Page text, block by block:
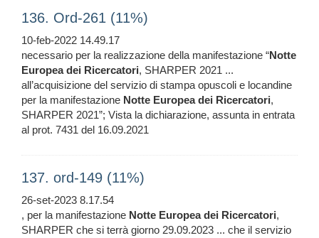
136. Ord-261 (11%)
10-feb-2022 14.49.17
necessario per la realizzazione della manifestazione “Notte
Europea dei Ricercatori, SHARPER 2021 ...
all’acquisizione del servizio di stampa opuscoli e locandine
per la manifestazione Notte Europea dei Ricercatori,
SHARPER 2021”; Vista la dichiarazione, assunta in entrata
al prot. 7431 del 16.09.2021
137. ord-149 (11%)
26-set-2023 8.17.54
, per la manifestazione Notte Europea dei Ricercatori,
SHARPER che si terrà giorno 29.09.2023 ... che il servizio